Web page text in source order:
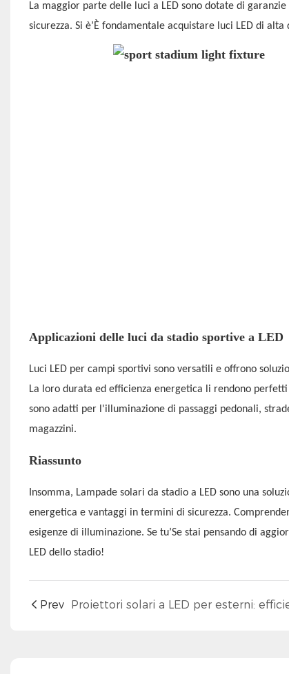
La maggior parte delle luci a LED sono dotate di
sicurezza. Si è’È fondamentale acquistare luci LED di
Applicazioni delle luci da stadio sportive a LED
Luci LED per campi sportivi sono versatili e offrono
La loro durata ed efficienza energetica li rendono
sono adatti per l'illuminazione di passaggi pedonali,
magazzini.
Riassunto
Insomma, Lampade solari da stadio a LED sono una
energetica e vantaggi in termini di sicurezza.
esigenze di illuminazione. Se tu’Se stai pensando di
LED dello stadio!
Prev